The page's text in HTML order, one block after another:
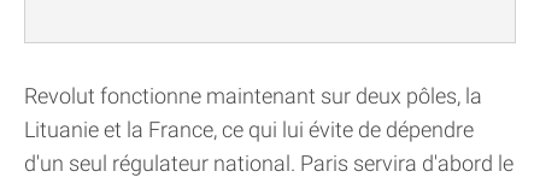
Revolut fonctionne maintenant sur deux pôles, la
Lituanie et la France, ce qui lui évite de dépendre
d'un seul régulateur national. Paris servira d'abord le